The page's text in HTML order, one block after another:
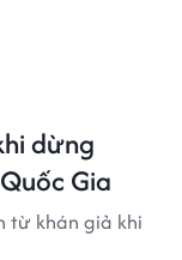
dừng
Gia
từ khán giả khi